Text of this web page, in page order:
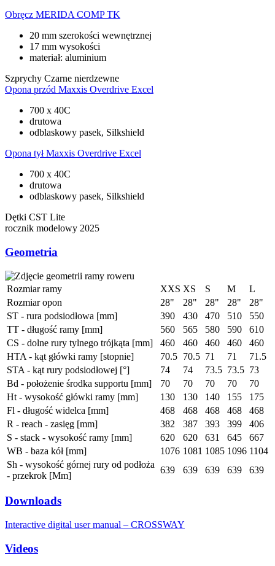
Obręcz MERIDA COMP TK
20 mm szerokości wewnętrznej
17 mm wysokości
materiał: aluminium
Szprychy Czarne nierdzewne
Opona przód Maxxis Overdrive Excel
700 x 40C
drutowa
odblaskowy pasek, Silkshield
Opona tył Maxxis Overdrive Excel
700 x 40C
drutowa
odblaskowy pasek, Silkshield
Dętki CST Lite
rocznik modelowy 2025
Geometria
Rozmiar ramy XXS XS S M
L
Rozmiar opon
28" 28" 28" 28"
28"
ST - rura podsiodłowa [mm]
390 430 470 510
550
TT - długość ramy [mm]
560 565 580 590
610
CS - dolne rury tylnego trójkąta [mm]
460 460 460 460
460
HTA - kąt główki ramy [stopnie]
70.5 70.5 71 71
71.5
STA - kąt rury podsiodłowej [°]
74 74 73.5 73.5 73
Bd - położenie środka supportu [mm]
70 70 70 70
70
Ht - wysokość główki ramy [mm]
130 130 140 155
175
Fl - długość widelca [mm]
468 468 468 468
468
R - reach - zasięg [mm]
382 387 393 399
406
S - stack - wysokość ramy [mm]
620 620 631 645
667
WB - baza kół [mm]
1076 1081 1085 1096 1104
Sh - wysokość górnej rury od podłoża
- przekrok [Mm]
639 639 639 639 639
Downloads
Interactive digital user manual – CROSSWAY
Videos